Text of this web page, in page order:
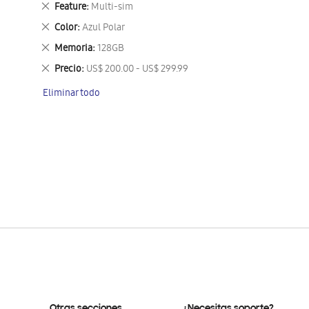
Feature Multi-sim
Eliminar
este
artículo
Color Azul Polar
Eliminar
este
artículo
Memoria 128GB
Eliminar
este
artículo
Precio US$ 200.00 - US$ 299.99
Eliminar
artículo
Eliminar todo